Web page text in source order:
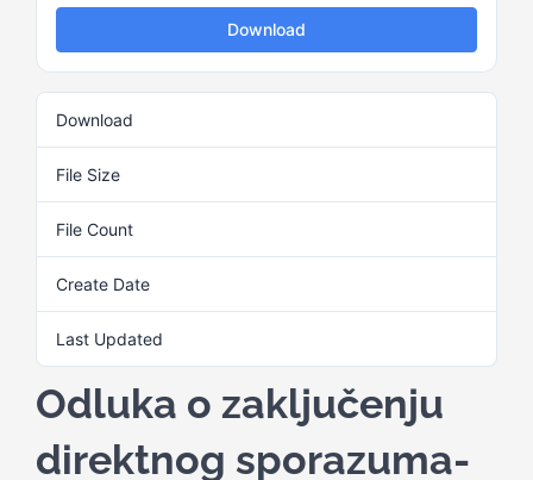
Kalendar aktivnosti
Edukativni materijali
Projekti
Kontakt
Search
Download
Download
File Size
File Count
Create Date
Last Updated
Odluka o zaključenju
direktnog sporazuma-